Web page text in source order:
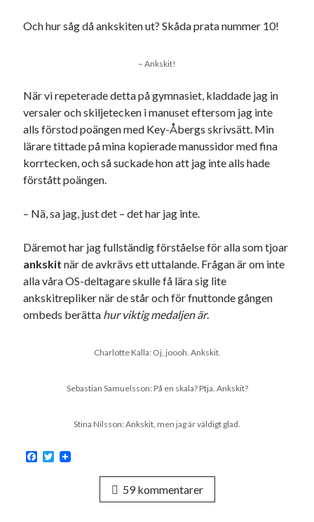
Och hur såg då ankskiten ut? Skåda prata nummer 10!
– Ankskit!
När vi repeterade detta på gymnasiet, kladdade jag in
versaler och skiljetecken i manuset eftersom jag inte
alls förstod poängen med Key-Åbergs skrivsätt. Min
lärare tittade på mina kopierade manussidor med fina
korrtecken, och så suckade hon att jag inte alls hade
förstått poängen.
– Nä, sa jag, just det – det har jag inte.
Däremot har jag fullständig förståelse för alla som tjoar
ankskit när de avkrävs ett uttalande. Frågan är om inte
alla våra OS-deltagare skulle få lära sig lite
ankskitrepliker när de står och för fnuttonde gången
ombeds berätta hur viktig medaljen är.
Charlotte Kalla: Oj, joooh. Ankskit.
Sebastian Samuelsson: På en skala? Ptja. Ankskit?
Stina Nilsson: Ankskit, men jag är väldigt glad.
F
T
59 kommentarer